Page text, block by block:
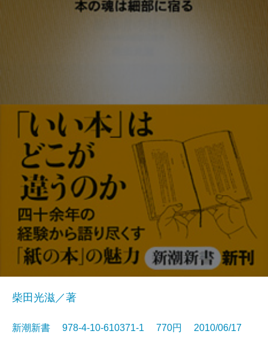
柴田光滋／著
新潮新書 978-4-10-610371-1 770円 2010/06/17